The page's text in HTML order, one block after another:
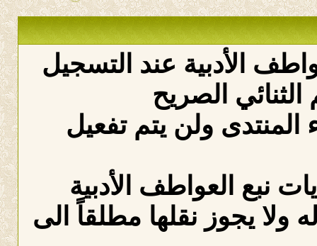
الأدبية عند التسجيل
الصريح
ولن يتم تفعيل
نبع العواطف الأدبية
ولا يجوز نقلها مطلقاً الى